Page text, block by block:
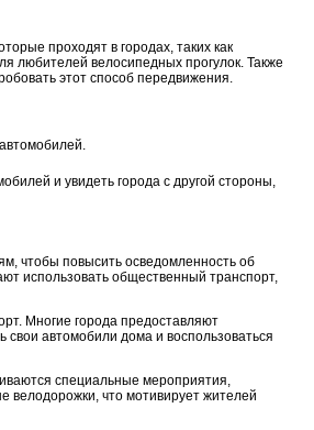
проходят в городах, таких как
любителей велосипедных прогулок. Также
этот способ передвижения.
и увидеть города с другой стороны,
чтобы повысить осведомленность об
использовать общественный транспорт,
Многие города предоставляют
автомобили дома и воспользоваться
специальные мероприятия,
велодорожки, что мотивирует жителей